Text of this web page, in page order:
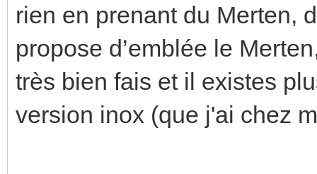
rien en prenant du Merten,
propose d’emblée le
très bien fais et il existes
version inox (que j'ai chez